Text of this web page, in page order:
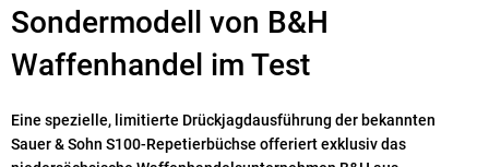
Sondermodell von B&H
Waffenhandel im Test
Eine spezielle, limitierte Drückjagdausführung der bekannten
Sauer & Sohn S100-Repetierbüchse offeriert exklusiv das